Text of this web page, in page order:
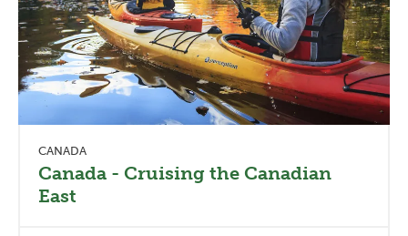
CANADA
Canada - Cruising the Canadian
East